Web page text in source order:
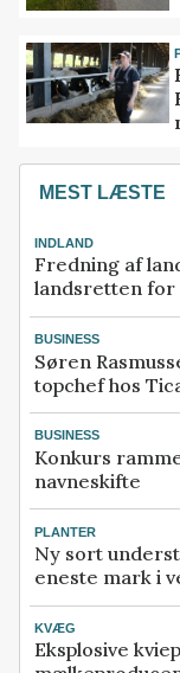
MEST LÆSTE
INDLAND
Fredning af
landsretten for
BUSINESS
Søren
topchef hos
BUSINESS
Konkurs
navneskifte
PLANTER
Ny sort
eneste mark i
KVÆG
Eksplosive